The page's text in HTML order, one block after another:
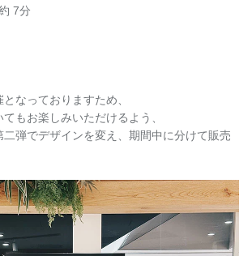
7分
なっておりますため、
もお楽しみいただけるよう、
二弾でデザインを変え、期間中に分けて販売